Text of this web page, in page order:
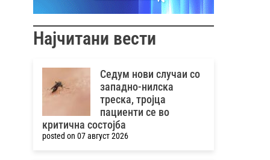
Најчитани вести
Седум нови случаи со
западно-нилска
треска, тројца
пациенти се во
критична состојба
posted on 07 август 2026